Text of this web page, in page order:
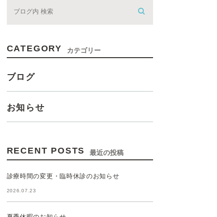
CATEGORY カテゴリー
ブログ
お知らせ
RECENT POSTS 最近の投稿
診療時間の変更・臨時休診のお知らせ
2026.07.23